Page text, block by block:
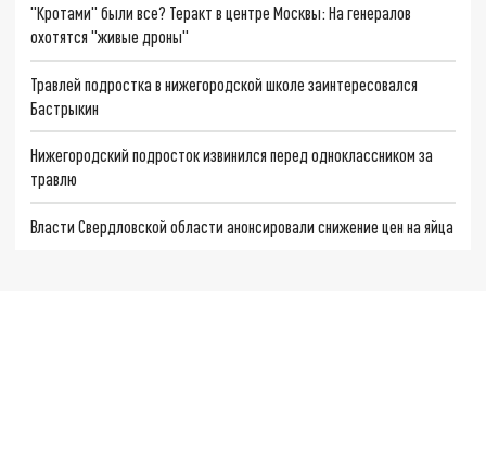
"Кротами" были все? Теракт в центре Москвы: На генералов
охотятся "живые дроны"
Травлей подростка в нижегородской школе заинтересовался
Бастрыкин
Нижегородский подросток извинился перед одноклассником за
травлю
Власти Свердловской области анонсировали снижение цен на яйца